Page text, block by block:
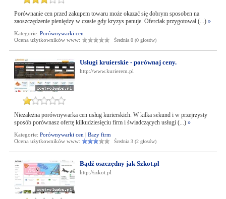
Porównanie cen przed zakupem towaru może okazać się dobrym sposoben na
zaoszczędzenie pieniędzy w czasie gdy kryzys panuje. Oferciak przygotował (...) »
Kategorie: Porównywarki cen
Ocena użytkowników www:
Średnia 0 (0 głosów)
Usługi kruierskie - porównaj ceny.
http://www.kurierem.pl
Niezależna porównywarka cen usług kurierskich. W kilka sekund i w przejrzysty
sposób porównasz ofertę kilkudziesięciu firm i świadczących usługi (...) »
Kategorie: Porównywarki cen | Bazy firm
Ocena użytkowników www:
Średnia 3 (2 głosów)
Bądź oszczędny jak Szkot.pl
http://szkot.pl